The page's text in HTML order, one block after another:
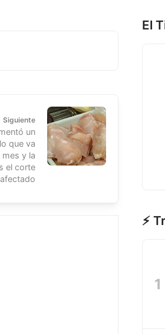
Siguiente
un
que va
mes y la
el corte
El
⚡